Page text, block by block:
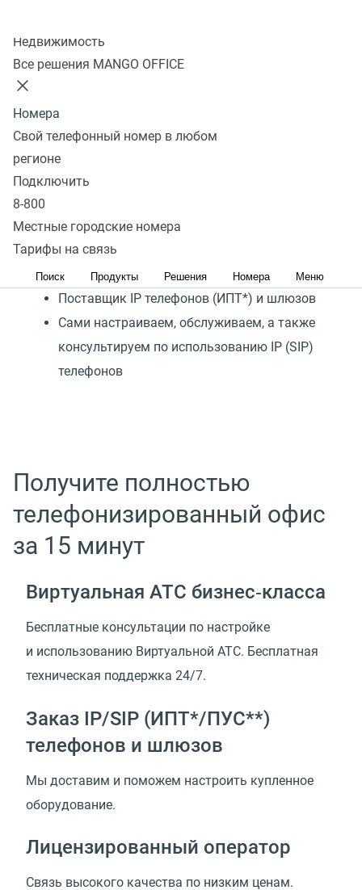
Недвижимость
Все решения MANGO OFFICE
Номера
Свой телефонный номер в любом
регионе
Подключить
8-800
Местные городские номера
Тарифы на связь
Поиск Продукты Решения Номера Меню
MANGO OFFICE представляет решение, с помощью
которого телефонизация бизнеса «под ключ»
займет буквально 15 минут. Это стало
возможным потому, что мы:
Оператор связи
Разработчик программного обеспечения,
в том числе телефонных систем
Поставщик IP телефонов (ИПТ*) и шлюзов
Сами настраиваем, обслуживаем, а также
консультируем по использованию IP (SIP)
телефонов
Получите полностью
телефонизированный офис
за 15 минут
Виртуальная АТС бизнес‑класса
Бесплатные консультации по настройке
и использованию Виртуальной АТС. Бесплатная
техническая поддержка 24/7.
Заказ IP/SIP (ИПТ*/ПУС**)
телефонов и шлюзов
Мы доставим и поможем настроить купленное
оборудование.
Лицензированный оператор
Связь высокого качества по низким ценам.